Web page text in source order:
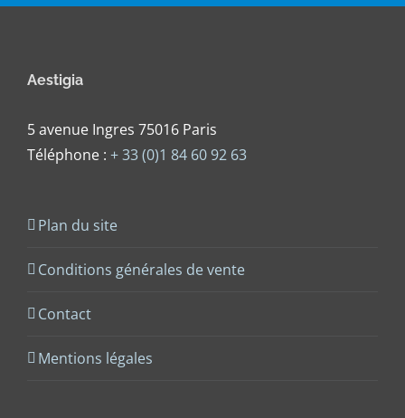
Aestigia
5 avenue Ingres 75016 Paris
Téléphone : + 33 (0)1 84 60 92 63
Plan du site
Conditions générales de vente
Contact
Mentions légales